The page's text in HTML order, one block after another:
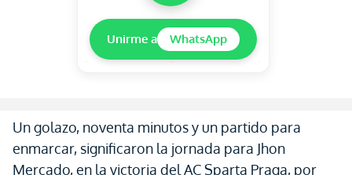
Unirme a WhatsApp
Un golazo, noventa minutos y un partido para
enmarcar, significaron la jornada para Jhon
Mercado, en la victoria del AC Sparta Praga, por